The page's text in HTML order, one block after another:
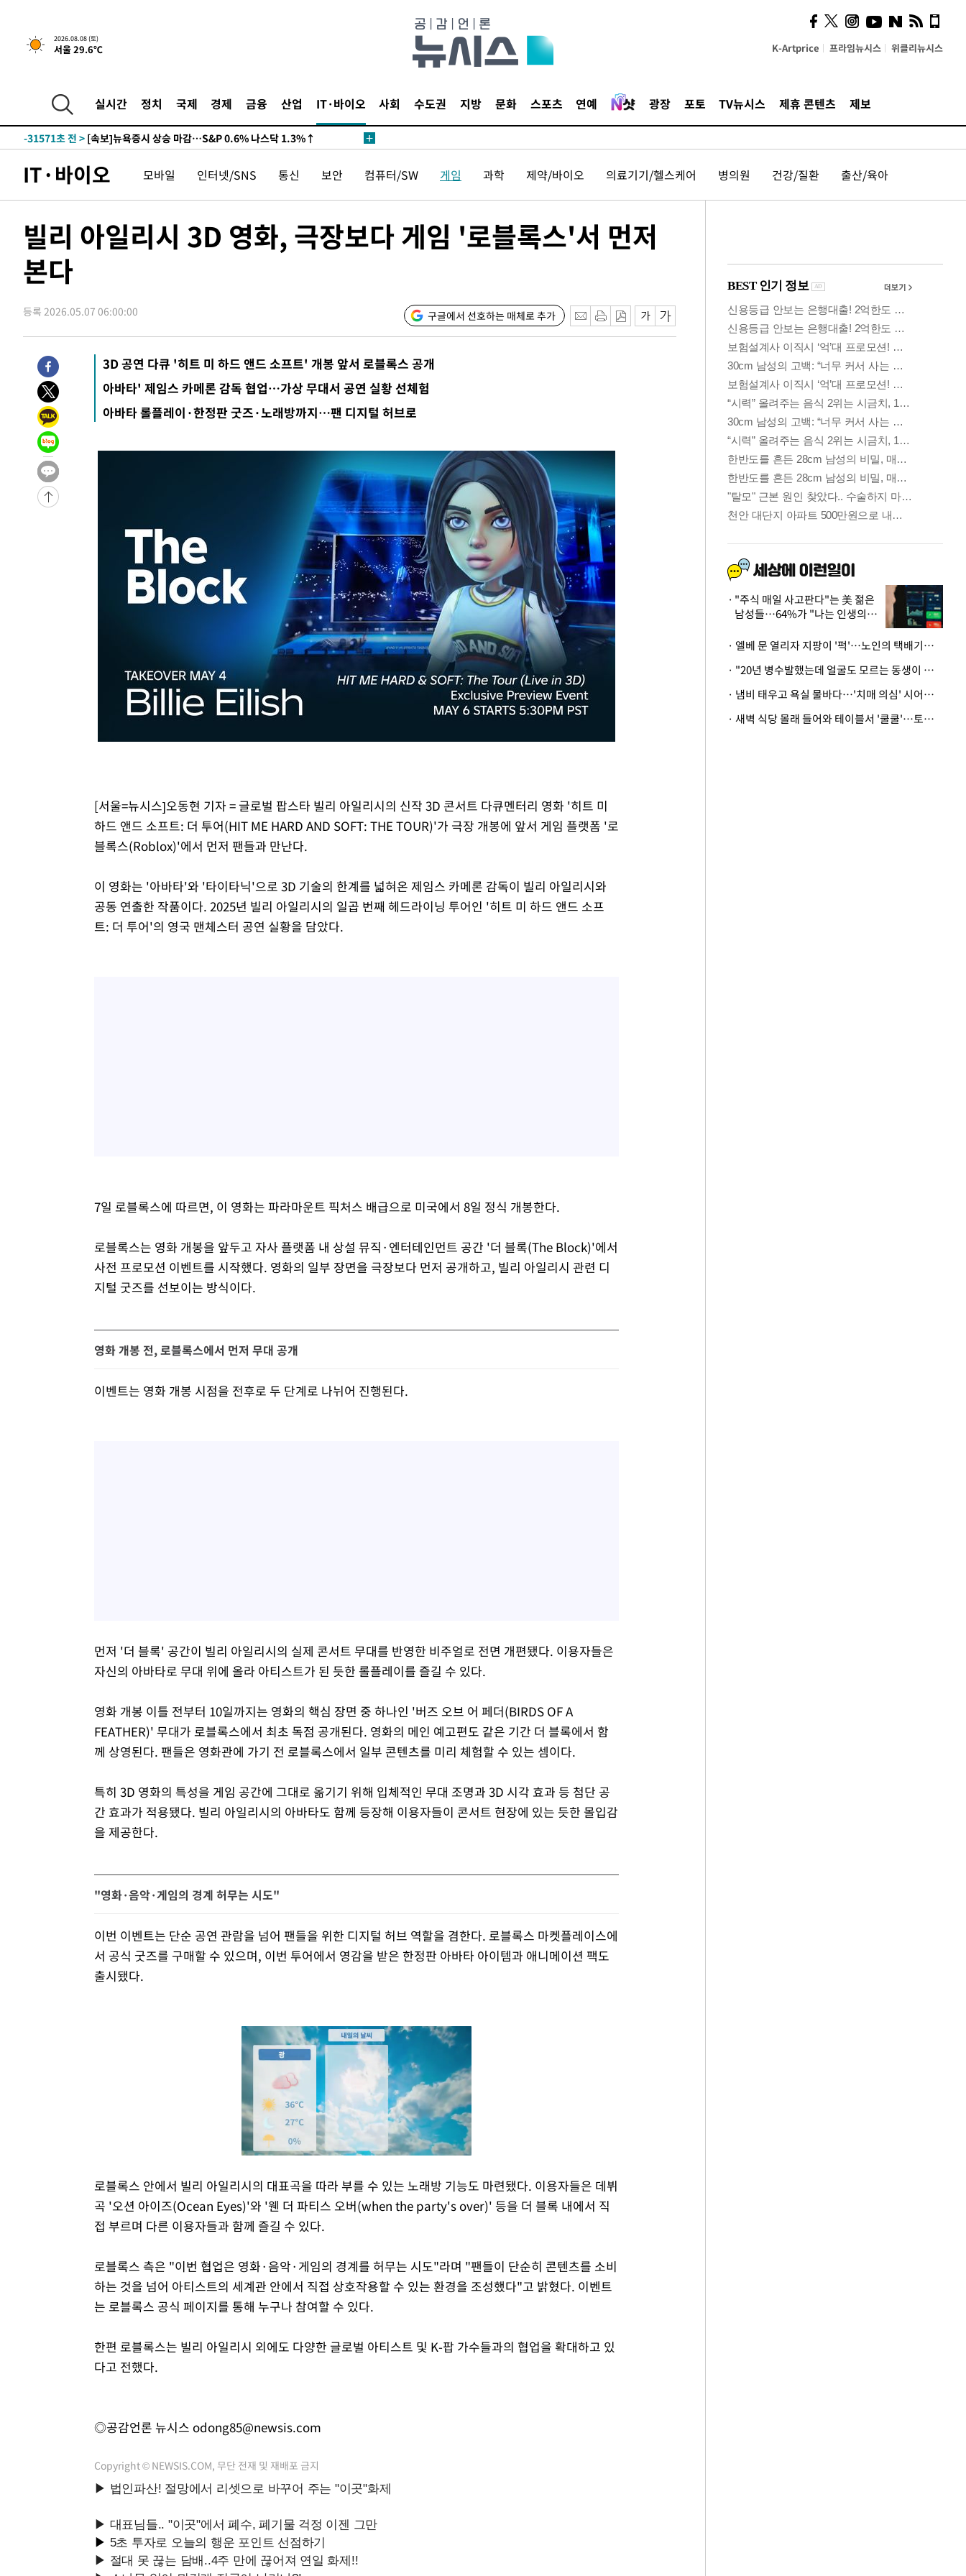
2026.08.08 (토)
서울 29.6℃ K-Artprice 프라임뉴시스 위클리뉴시스
실시간 정치 국제 경제 금융 산업 IT·바이오 사회 수도권 지방 문화 스포츠 연예 광장 포토 TV뉴시스 제휴 콘텐츠 제보
-31571초 전 > [속보]뉴욕증시 상승 마감…S&P 0.6% 나스닥 1.3%↑
IT·바이오 모바일 인터넷/SNS 통신 보안 컴퓨터/SW 게임 과학 제약/바이오 의료기기/헬스케어 병의원 건강/질환 출산/육아
빌리 아일리시 3D 영화, 극장보다 게임 '로블록스'서 먼저
본다
등록 2026.05.07 06:00:00 구글에서 선호하는 매체로 추가
3D 공연 다큐 '히트 미 하드 앤드 소프트' 개봉 앞서 로블록스 공개
아바타' 제임스 카메론 감독 협업…가상 무대서 공연 실황 선체험
아바타 롤플레이·한정판 굿즈·노래방까지…팬 디지털 허브로
[서울=뉴시스]오동현 기자 = 글로벌 팝스타 빌리 아일리시의 신작 3D 콘서트 다큐멘터리 영화 '히트 미
하드 앤드 소프트: 더 투어(HIT ME HARD AND SOFT: THE TOUR)'가 극장 개봉에 앞서 게임 플랫폼 '로
블록스(Roblox)'에서 먼저 팬들과 만난다.
이 영화는 '아바타'와 '타이타닉'으로 3D 기술의 한계를 넓혀온 제임스 카메론 감독이 빌리 아일리시와
공동 연출한 작품이다. 2025년 빌리 아일리시의 일곱 번째 헤드라이닝 투어인 '히트 미 하드 앤드 소프
트: 더 투어'의 영국 맨체스터 공연 실황을 담았다.
7일 로블록스에 따르면, 이 영화는 파라마운트 픽처스 배급으로 미국에서 8일 정식 개봉한다.
로블록스는 영화 개봉을 앞두고 자사 플랫폼 내 상설 뮤직·엔터테인먼트 공간 '더 블록(The Block)'에서
사전 프로모션 이벤트를 시작했다. 영화의 일부 장면을 극장보다 먼저 공개하고, 빌리 아일리시 관련 디
지털 굿즈를 선보이는 방식이다.
영화 개봉 전, 로블록스에서 먼저 무대 공개
이벤트는 영화 개봉 시점을 전후로 두 단계로 나뉘어 진행된다.
먼저 '더 블록' 공간이 빌리 아일리시의 실제 콘서트 무대를 반영한 비주얼로 전면 개편됐다. 이용자들은
자신의 아바타로 무대 위에 올라 아티스트가 된 듯한 롤플레이를 즐길 수 있다.
영화 개봉 이틀 전부터 10일까지는 영화의 핵심 장면 중 하나인 '버즈 오브 어 페더(BIRDS OF A
FEATHER)' 무대가 로블록스에서 최초 독점 공개된다. 영화의 메인 예고편도 같은 기간 더 블록에서 함
께 상영된다. 팬들은 영화관에 가기 전 로블록스에서 일부 콘텐츠를 미리 체험할 수 있는 셈이다.
특히 3D 영화의 특성을 게임 공간에 그대로 옮기기 위해 입체적인 무대 조명과 3D 시각 효과 등 첨단 공
간 효과가 적용됐다. 빌리 아일리시의 아바타도 함께 등장해 이용자들이 콘서트 현장에 있는 듯한 몰입감
을 제공한다.
"영화·음악·게임의 경계 허무는 시도"
이번 이벤트는 단순 공연 관람을 넘어 팬들을 위한 디지털 허브 역할을 겸한다. 로블록스 마켓플레이스에
서 공식 굿즈를 구매할 수 있으며, 이번 투어에서 영감을 받은 한정판 아바타 아이템과 애니메이션 팩도
출시됐다.
Mute
로블록스 안에서 빌리 아일리시의 대표곡을 따라 부를 수 있는 노래방 기능도 마련됐다. 이용자들은 데뷔
곡 '오션 아이즈(Ocean Eyes)'와 '웬 더 파티스 오버(when the party's over)' 등을 더 블록 내에서 직
접 부르며 다른 이용자들과 함께 즐길 수 있다.
로블록스 측은 "이번 협업은 영화·음악·게임의 경계를 허무는 시도"라며 "팬들이 단순히 콘텐츠를 소비
하는 것을 넘어 아티스트의 세계관 안에서 직접 상호작용할 수 있는 환경을 조성했다"고 밝혔다. 이벤트
는 로블록스 공식 페이지를 통해 누구나 참여할 수 있다.
한편 로블록스는 빌리 아일리시 외에도 다양한 글로벌 아티스트 및 K-팝 가수들과의 협업을 확대하고 있
다고 전했다.
◎공감언론 뉴시스 odong85@newsis.com
Copyright © NEWSIS.COM, 무단 전재 및 재배포 금지
시, 스마트폰 액세서리에
NFC 더했다
"주식 매일 사고판다"는 美 젊은
남성들…64%가 "나는 인생의
· 엘베 문 열리자 지팡이 '퍽'…노인의 택배기사 폭행 이유
· "20년 병수발했는데 얼굴도 모르는 동생이 유산 절반을"…배다른 형제 상속권 있을까
· 냄비 태우고 욕실 물바다…'치매 의심' 시어머니 검사 권유했다가 '날벼락'
· 새벽 식당 몰래 들어와 테이블서 '쿨쿨'…토사물 남기고 사라진 남성